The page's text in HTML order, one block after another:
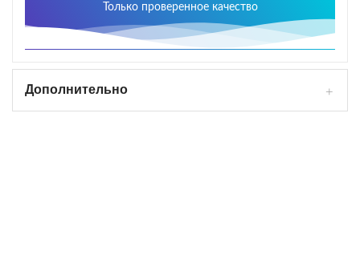
Только проверенное качество
Дополнительно